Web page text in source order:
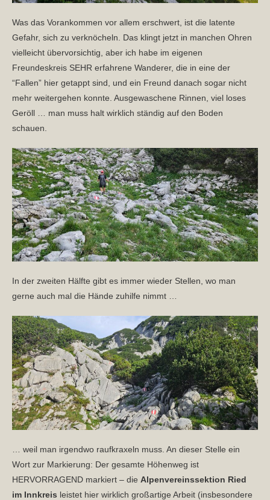
Was das Vorankommen vor allem erschwert, ist die latente
Gefahr, sich zu verknöcheln. Das klingt jetzt in manchen Ohren
vielleicht übervorsichtig, aber ich habe im eigenen
Freundeskreis SEHR erfahrene Wanderer, die in eine der
“Fallen” hier getappt sind, und ein Freund danach sogar nicht
mehr weitergehen konnte. Ausgewaschene Rinnen, viel loses
Geröll … man muss halt wirklich ständig auf den Boden
schauen.
In der zweiten Hälfte gibt es immer wieder Stellen, wo man
gerne auch mal die Hände zuhilfe nimmt …
… weil man irgendwo raufkraxeln muss. An dieser Stelle ein
Wort zur Markierung: Der gesamte Höhenweg ist
HERVORRAGEND markiert – die Alpenvereinssektion Ried
im Innkreis leistet hier wirklich großartige Arbeit (insbesondere